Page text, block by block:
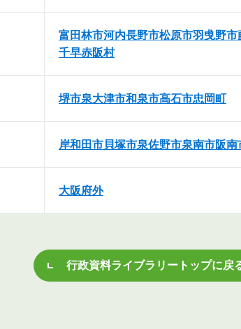
富田林市河内長野市松原市羽曵野市
千早赤阪村
堺市泉大津市和泉市高石市忠岡町
岸和田市貝塚市泉佐野市泉南市阪南
大阪府外
行政資料ライブラリートップに戻